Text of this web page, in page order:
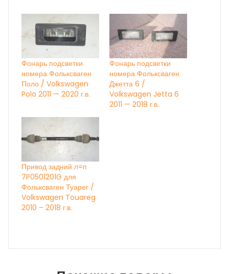
Фонарь подсветки
номера Фольксваген
Поло / Volkswagen
Polo 2011 — 2020 г.в.
Фонарь подсветки
номера Фольксваген
Джетта 6 /
Volkswagen Jetta 6
2011 — 2018 г.в.
Привод задний л=п
7P0501201G для
Фольксваген Туарег /
Volkswagen Touareg
2010 – 2018 г.в.